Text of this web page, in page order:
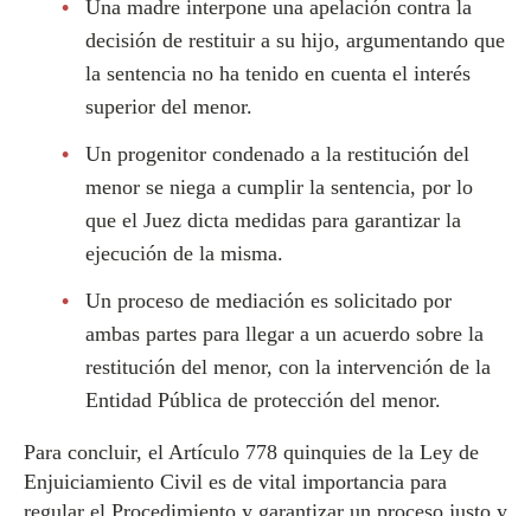
Una madre interpone una apelación contra la
decisión de restituir a su hijo, argumentando que
la sentencia no ha tenido en cuenta el interés
superior del menor.
Un progenitor condenado a la restitución del
menor se niega a cumplir la sentencia, por lo
que el Juez dicta medidas para garantizar la
ejecución de la misma.
Un proceso de mediación es solicitado por
ambas partes para llegar a un acuerdo sobre la
restitución del menor, con la intervención de la
Entidad Pública de protección del menor.
Para concluir, el Artículo 778 quinquies de la Ley de
Enjuiciamiento Civil es de vital importancia para
regular el Procedimiento y garantizar un proceso justo y